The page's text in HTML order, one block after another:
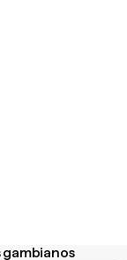
gambianos